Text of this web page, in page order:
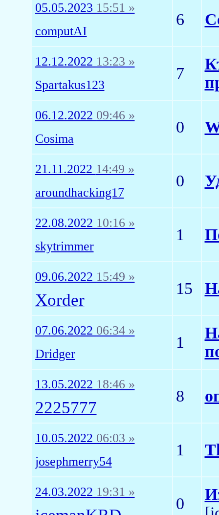
05.05.2023 15:51 »
computAI
6
12.12.2022 13:23 »
Spartakus123
7
06.12.2022 09:46 »
Cosima
0
21.11.2022 14:49 »
aroundhacking17
0
22.08.2022 10:16 »
skytrimmer
1
09.06.2022 15:49 »
Xorder
15
07.06.2022 06:34 »
Dridger
1
13.05.2022 18:46 »
2225777
8
10.05.2022 06:03 »
josephmerry54
1
24.03.2022 19:31 »
0